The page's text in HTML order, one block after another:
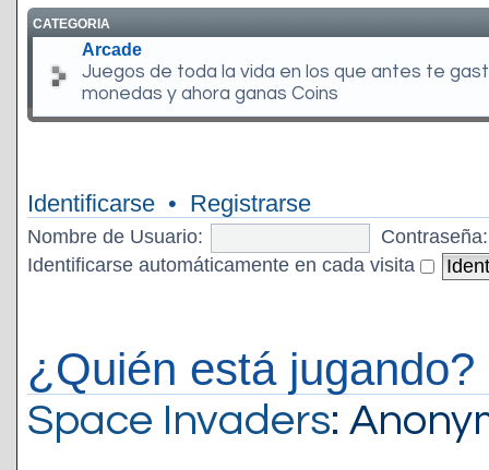
CATEGORIA
Arcade
Juegos de toda la vida en los que antes te
monedas y ahora ganas Coins
Identificarse • Registrarse
Nombre de Usuario:
Contraseña:
Identificarse automáticamente en cada visita
¿Quién está jugando?
Space Invaders: